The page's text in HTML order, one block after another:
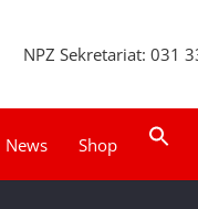
NPZ Sekretariat: 031
News Shop for: